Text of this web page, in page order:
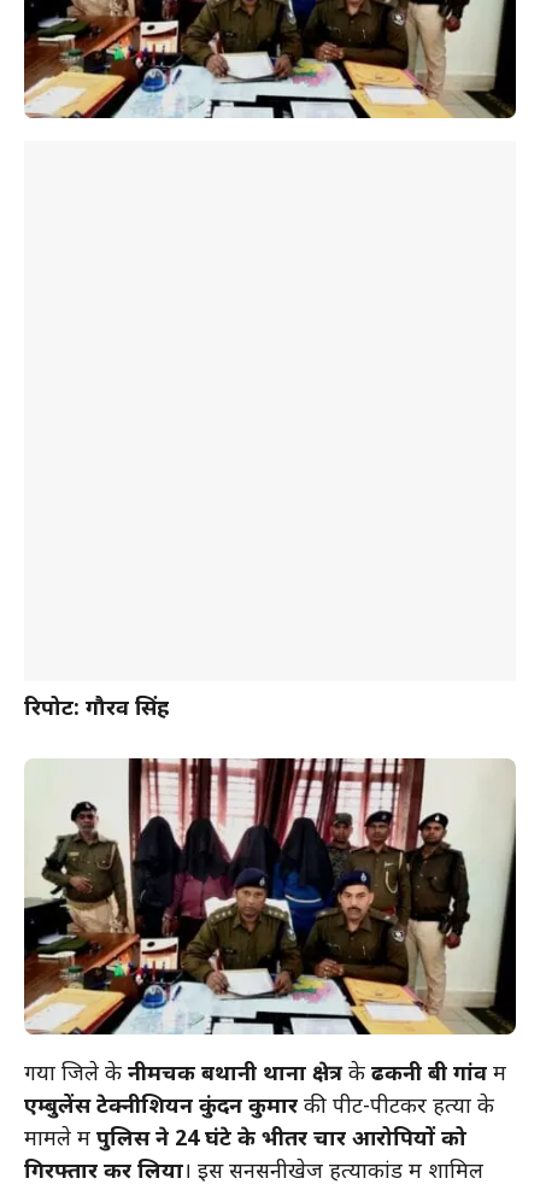
रिपोर्ट: गौरव सिंह
गया जिले के नीमचक बथानी थाना क्षेत्रके ढकनी बी गांव में
एम्बुलेंस टेक्नीशियन कुंदन कुमार की पीट-पीटकर हत्या के
मामले में पुलिस ने 24 घंटे के भीतर चार आरोपियों को
गिरफ्तार कर लिया। इस सनसनीखेज हत्याकांड में शामिल